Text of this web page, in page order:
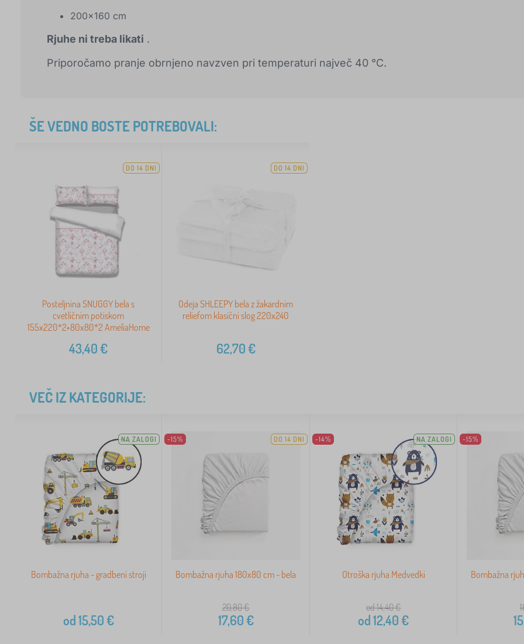
200x160 cm
Rjuhe ni treba likati .
Priporočamo pranje obrnjeno navzven pri temperaturi največ 40 °C.
ŠE VEDNO BOSTE POTREBOVALI:
DO 14 DNI
Posteljnina SNUGGY bela s
cvetličnim potiskom
155x220*2+80x80*2 AmeliaHome
43,40€
DO 14 DNI
Odeja SHLEEPY bela z žakardnim
reliefom klasični slog 220x240
62,70€
VEČ IZ KATEGORIJE:
NA ZALOGI
Bombažna rjuha - gradbeni stroji
od15,50€
-15% DO 14 DNI
Bombažna rjuha 180x80 cm - bela
20,80€
17,60€
-14% NA ZALOGI
Otroška rjuha Medvedki
od 14,40€
od12,40€
-15%
Bombažna